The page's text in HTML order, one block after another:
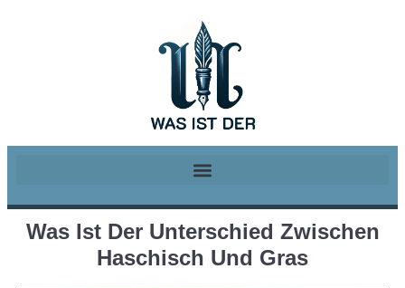
Was Ist Der Unterschied Zwischen
Haschisch Und Gras